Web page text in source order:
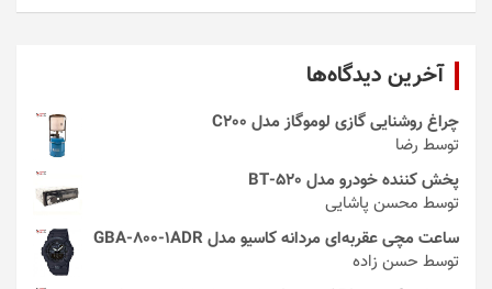
آخرین دیدگاه‌ها
چراغ روشنایی گازی لوموگاز مدل C200
توسط رضا
پخش کننده خودرو مدل 520-BT
توسط محسن پاشایی
ساعت مچی عقربه‌ای مردانه کاسیو مدل GBA-800-1ADR
توسط حسن زاده